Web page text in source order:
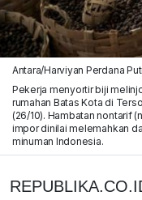
Antara/Harviyan Perdana
Pekerja menyortir biji
rumahan Batas Kota di
(26/10). Hambatan nontarif
impor dinilai melemahkan
minuman Indonesia.